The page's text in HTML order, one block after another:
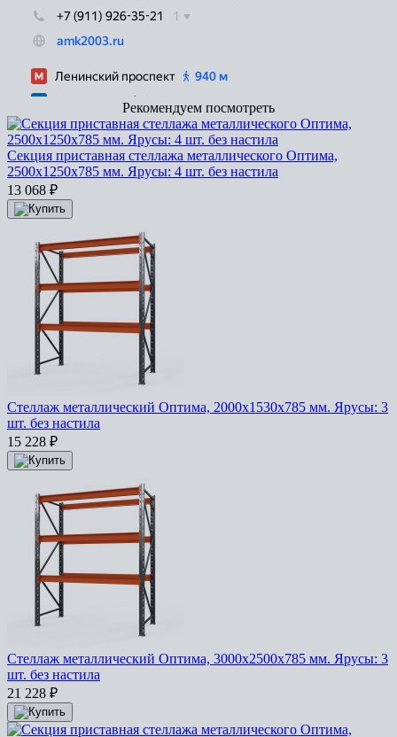
Рекомендуем посмотреть
Секция приставная стеллажа металлического Оптима,
2500x1250x785 мм. Ярусы: 4 шт. без настила
13 068 ₽
Стеллаж металлический Оптима, 2000x1530x785 мм. Ярусы: 3
шт. без настила
15 228 ₽
Стеллаж металлический Оптима, 3000x2500x785 мм. Ярусы: 3
шт. без настила
21 228 ₽